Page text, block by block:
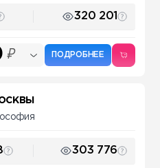
320 201
₽ ПОДРОБНЕЕ
303 776